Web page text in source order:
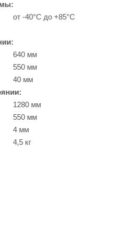
от -40°С до +85°С
640 мм
550 мм
40 мм
1280 мм
550 мм
4 мм
4,5 кг